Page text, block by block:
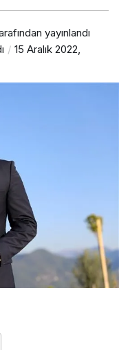
yayınlandı
15 Aralık 2022,